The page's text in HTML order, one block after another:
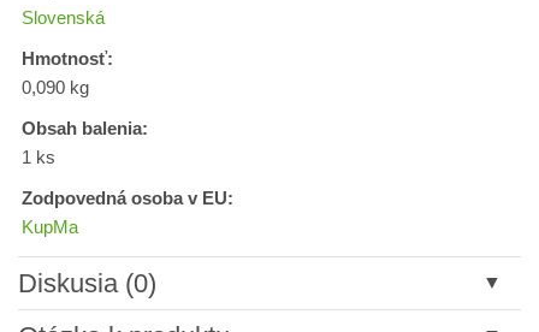
Slovenská
Hmotnosť:
0,090 kg
Obsah balenia:
1 ks
Zodpovedná osoba v EU:
KupMa
Diskusia (0)